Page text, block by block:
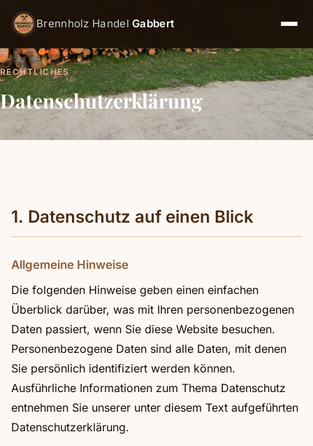
Brennholz HandelGabbert
RECHTLICHES
Datenschutzerklärung
1. Datenschutz auf einen Blick
Allgemeine Hinweise
Die folgenden Hinweise geben einen einfachen
Überblick darüber, was mit Ihren personenbezogenen
Daten passiert, wenn Sie diese Website besuchen.
Personenbezogene Daten sind alle Daten, mit denen
Sie persönlich identifiziert werden können.
Ausführliche Informationen zum Thema Datenschutz
entnehmen Sie unserer unter diesem Text aufgeführten
Datenschutzerklärung.